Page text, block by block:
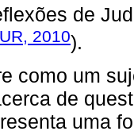
de
2010).
como um
de
uma